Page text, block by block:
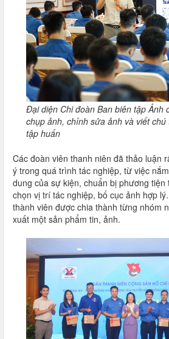
Đại diện Chi đoàn Ban biên tập Ảnh
chụp ảnh, chỉnh sửa ảnh và viết
tập huấn
Các đoàn viên thanh niên đã thảo luận
ý trong quá trình tác nghiệp, từ việc
dung của sự kiện, chuẩn bị phương tiện
chọn vị trí tác nghiệp, bố cục ảnh hợp
thành viên được chia thành từng nhóm
xuất một sản phẩm tin, ảnh.